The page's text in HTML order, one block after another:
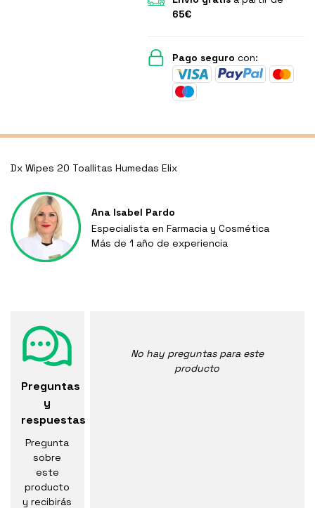
65€
Pago seguro con:
Dx Wipes 20 Toallitas Humedas Elix
Ana Isabel Pardo
Especialista en Farmacia y Cosmética
Más de 1 año de experiencia
Preguntas
y
respuestas
Pregunta
sobre
este
producto
y recibirás
No hay preguntas para este
producto